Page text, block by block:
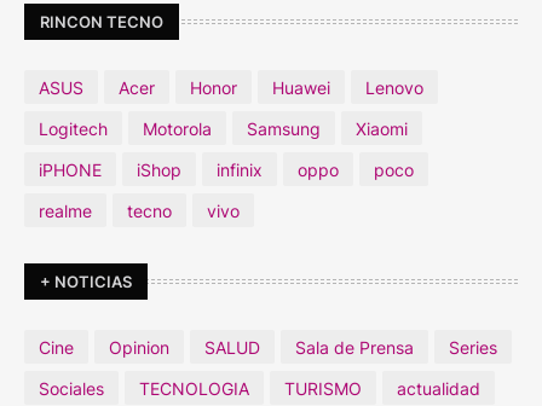
RINCON TECNO
ASUS Acer Honor Huawei
Lenovo
Logitech
Motorola Samsung
Xiaomi
iPHONE
iShop infinix oppo
poco
realme
tecno vivo
+ NOTICIAS
Cine Opinion SALUD Sala de Prensa
Series
Sociales
TECNOLOGIA TURISMO
actualidad